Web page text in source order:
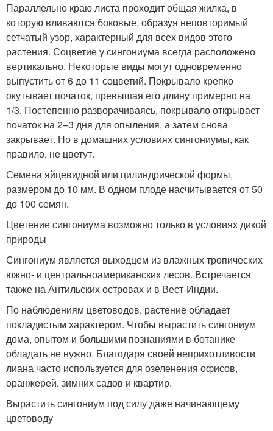
Параллельно краю листа проходит общая жилка, в
которую вливаются боковые, образуя неповторимый
сетчатый узор, характерный для всех видов этого
растения. Соцветие у сингониума всегда расположено
вертикально. Некоторые виды могут одновременно
выпустить от 6 до 11 соцветий. Покрывало крепко
окутывает початок, превышая его длину примерно на
1/3. Постепенно разворачиваясь, покрывало открывает
початок на 2–3 дня для опыления, а затем снова
закрывает. Но в домашних условиях сингониумы, как
правило, не цветут.
Семена яйцевидной или цилиндрической формы,
размером до 10 мм. В одном плоде насчитывается от 50
до 100 семян.
Цветение сингониума возможно только в условиях дикой
природы
Сингониум является выходцем из влажных тропических
южно- и центральноамериканских лесов. Встречается
также на Антильских островах и в Вест-Индии.
По наблюдениям цветоводов, растение обладает
покладистым характером. Чтобы вырастить сингониум
дома, опытом и большими познаниями в ботанике
обладать не нужно. Благодаря своей неприхотливости
лиана часто используется для озеленения офисов,
оранжерей, зимних садов и квартир.
Вырастить сингониум под силу даже начинающему
цветоводу